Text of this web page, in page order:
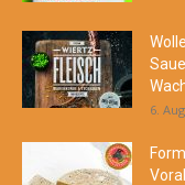
6.